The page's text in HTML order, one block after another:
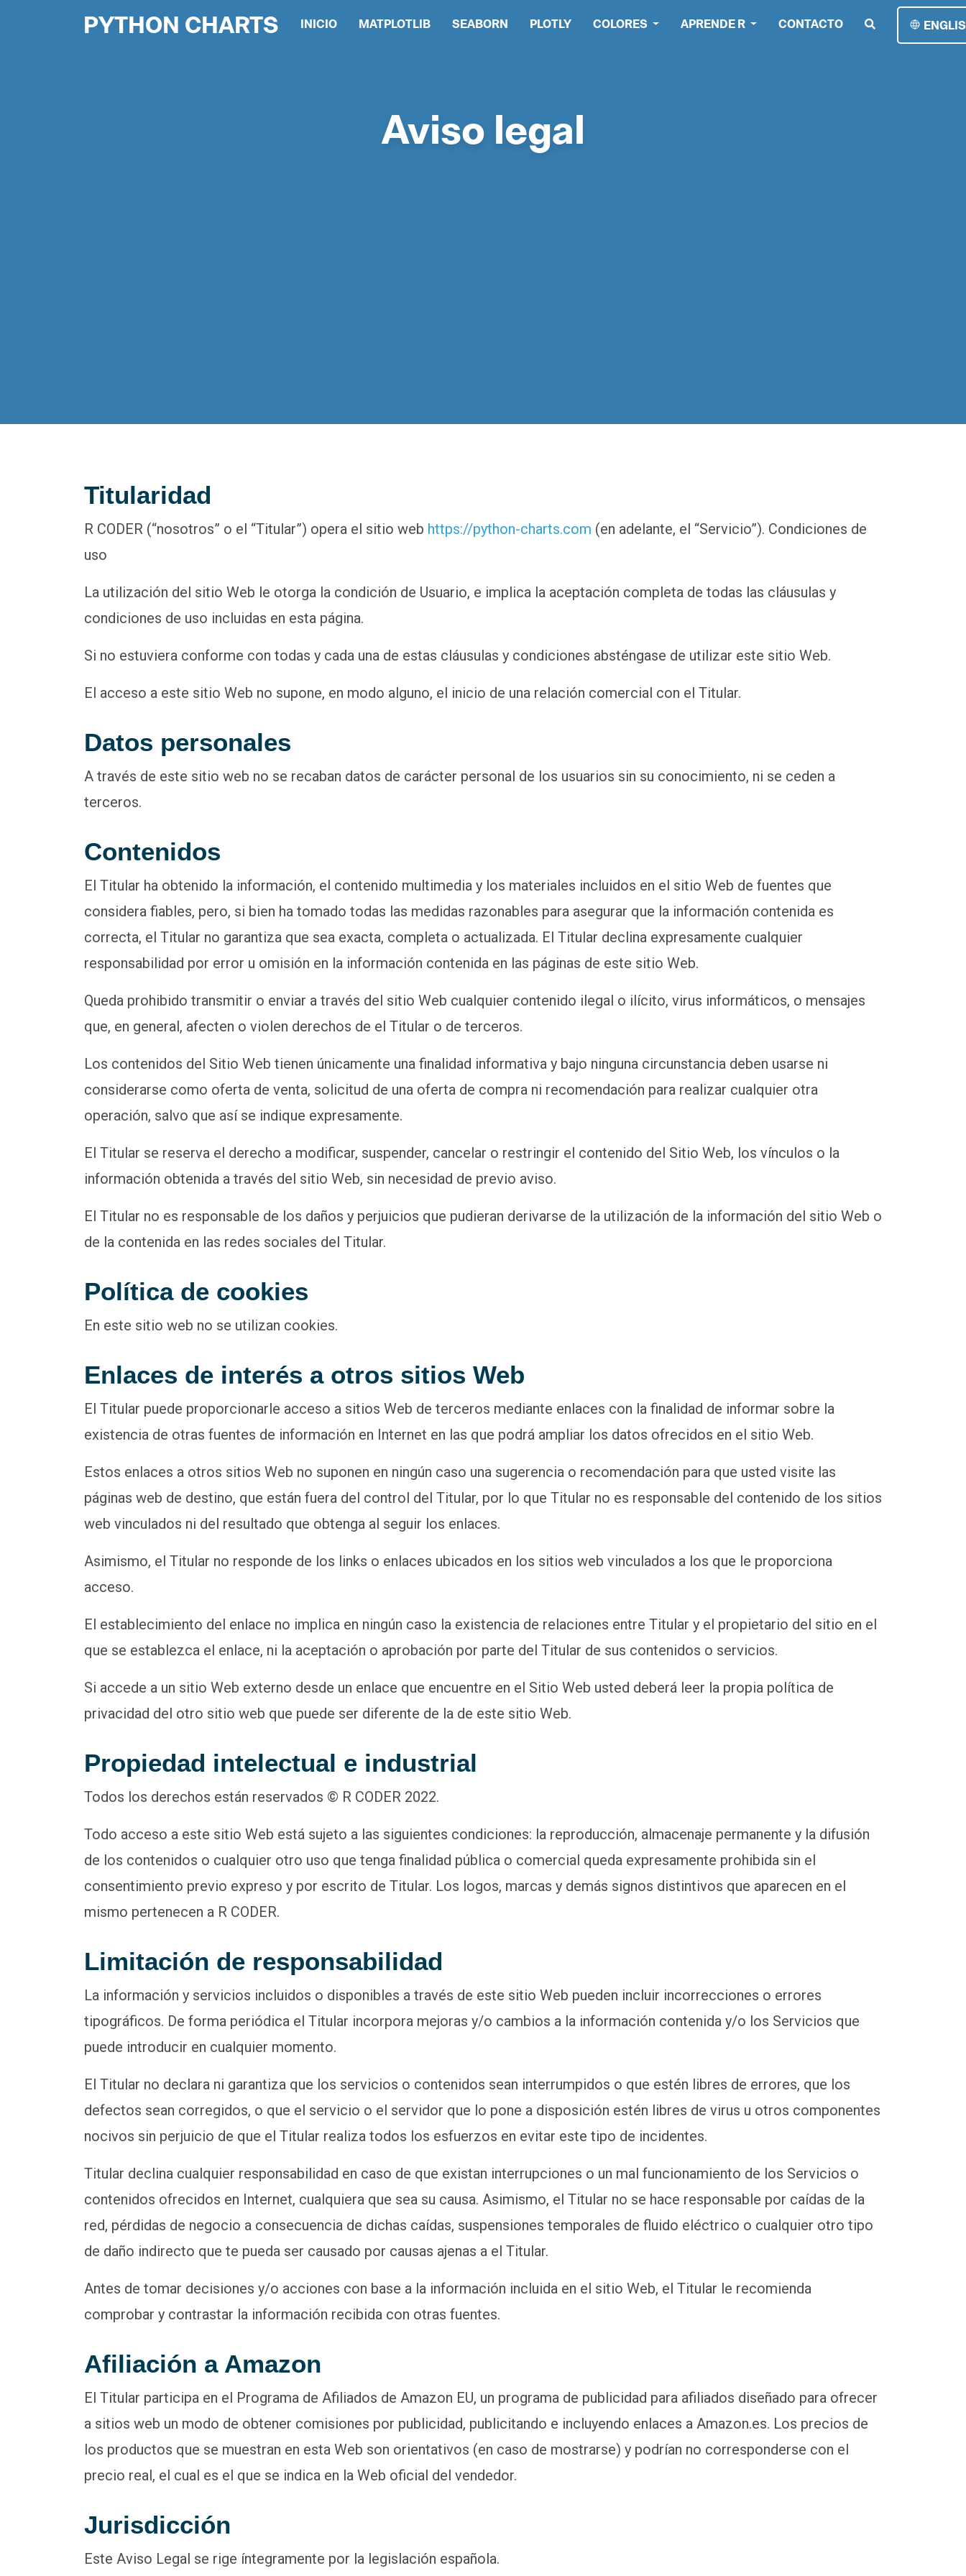
PYTHON CHARTS INICIO MATPLOTLIB SEABORN PLOTLY COLORES APRENDE R CONTACTO
Aviso legal
Titularidad
R CODER (“nosotros” o el “Titular”) opera el sitio web https://python-charts.com (en adelante, el “Servicio”). Condiciones de
uso
La utilización del sitio Web le otorga la condición de Usuario, e implica la aceptación completa de todas las cláusulas y
condiciones de uso incluidas en esta página.
Si no estuviera conforme con todas y cada una de estas cláusulas y condiciones absténgase de utilizar este sitio Web.
El acceso a este sitio Web no supone, en modo alguno, el inicio de una relación comercial con el Titular.
Datos personales
A través de este sitio web no se recaban datos de carácter personal de los usuarios sin su conocimiento, ni se ceden a
terceros.
Contenidos
El Titular ha obtenido la información, el contenido multimedia y los materiales incluidos en el sitio Web de fuentes que
considera fiables, pero, si bien ha tomado todas las medidas razonables para asegurar que la información contenida es
correcta, el Titular no garantiza que sea exacta, completa o actualizada. El Titular declina expresamente cualquier
responsabilidad por error u omisión en la información contenida en las páginas de este sitio Web.
Queda prohibido transmitir o enviar a través del sitio Web cualquier contenido ilegal o ilícito, virus informáticos, o mensajes
que, en general, afecten o violen derechos de el Titular o de terceros.
Los contenidos del Sitio Web tienen únicamente una finalidad informativa y bajo ninguna circunstancia deben usarse ni
considerarse como oferta de venta, solicitud de una oferta de compra ni recomendación para realizar cualquier otra
operación, salvo que así se indique expresamente.
El Titular se reserva el derecho a modificar, suspender, cancelar o restringir el contenido del Sitio Web, los vínculos o la
información obtenida a través del sitio Web, sin necesidad de previo aviso.
El Titular no es responsable de los daños y perjuicios que pudieran derivarse de la utilización de la información del sitio Web o
de la contenida en las redes sociales del Titular.
Política de cookies
En este sitio web no se utilizan cookies.
Enlaces de interés a otros sitios Web
El Titular puede proporcionarle acceso a sitios Web de terceros mediante enlaces con la finalidad de informar sobre la
existencia de otras fuentes de información en Internet en las que podrá ampliar los datos ofrecidos en el sitio Web.
Estos enlaces a otros sitios Web no suponen en ningún caso una sugerencia o recomendación para que usted visite las
páginas web de destino, que están fuera del control del Titular, por lo que Titular no es responsable del contenido de los sitios
web vinculados ni del resultado que obtenga al seguir los enlaces.
Asimismo, el Titular no responde de los links o enlaces ubicados en los sitios web vinculados a los que le proporciona
acceso.
El establecimiento del enlace no implica en ningún caso la existencia de relaciones entre Titular y el propietario del sitio en el
que se establezca el enlace, ni la aceptación o aprobación por parte del Titular de sus contenidos o servicios.
Si accede a un sitio Web externo desde un enlace que encuentre en el Sitio Web usted deberá leer la propia política de
privacidad del otro sitio web que puede ser diferente de la de este sitio Web.
Propiedad intelectual e industrial
Todos los derechos están reservados © R CODER 2022.
Todo acceso a este sitio Web está sujeto a las siguientes condiciones: la reproducción, almacenaje permanente y la difusión
de los contenidos o cualquier otro uso que tenga finalidad pública o comercial queda expresamente prohibida sin el
consentimiento previo expreso y por escrito de Titular. Los logos, marcas y demás signos distintivos que aparecen en el
mismo pertenecen a R CODER.
Limitación de responsabilidad
La información y servicios incluidos o disponibles a través de este sitio Web pueden incluir incorrecciones o errores
tipográficos. De forma periódica el Titular incorpora mejoras y/o cambios a la información contenida y/o los Servicios que
puede introducir en cualquier momento.
El Titular no declara ni garantiza que los servicios o contenidos sean interrumpidos o que estén libres de errores, que los
defectos sean corregidos, o que el servicio o el servidor que lo pone a disposición estén libres de virus u otros componentes
nocivos sin perjuicio de que el Titular realiza todos los esfuerzos en evitar este tipo de incidentes.
Titular declina cualquier responsabilidad en caso de que existan interrupciones o un mal funcionamiento de los Servicios o
contenidos ofrecidos en Internet, cualquiera que sea su causa. Asimismo, el Titular no se hace responsable por caídas de la
red, pérdidas de negocio a consecuencia de dichas caídas, suspensiones temporales de fluido eléctrico o cualquier otro tipo
de daño indirecto que te pueda ser causado por causas ajenas a el Titular.
Antes de tomar decisiones y/o acciones con base a la información incluida en el sitio Web, el Titular le recomienda
comprobar y contrastar la información recibida con otras fuentes.
Afiliación a Amazon
El Titular participa en el Programa de Afiliados de Amazon EU, un programa de publicidad para afiliados diseñado para ofrecer
a sitios web un modo de obtener comisiones por publicidad, publicitando e incluyendo enlaces a Amazon.es. Los precios de
los productos que se muestran en esta Web son orientativos (en caso de mostrarse) y podrían no corresponderse con el
precio real, el cual es el que se indica en la Web oficial del vendedor.
Jurisdicción
Este Aviso Legal se rige íntegramente por la legislación española.